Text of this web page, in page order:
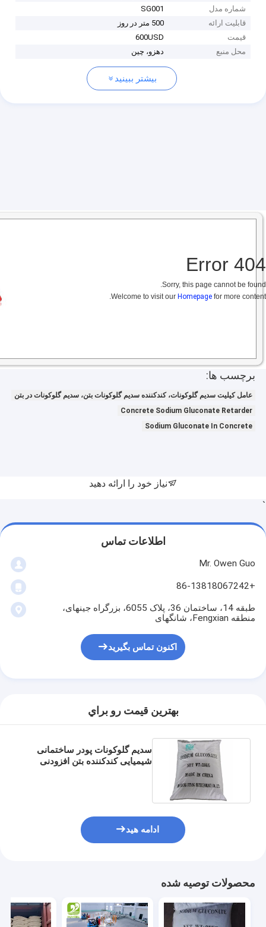
محصولات
دربارهی ما
شماره مدل
SG001
قابلیت ارائه
500 متر در روز
قیمت
600USD
محل منبع
دهزو، چین
بیشتر ببینید
404 Error
Sorry, this page cannot be found.
Welcome to visit our Homepage for more content.
برچسب ها:
عامل کیلیت سدیم گلوکونات، کندکننده سدیم گلوکونات بتن، سدیم گلوکونات در بتن
Concrete Sodium Gluconate Retarder
Sodium Gluconate In Concrete
نیاز خود را ارائه دهید
`
اطلاعات تماس
Mr. Owen Guo
+86-13818067242
طبقه 14، ساختمان 36، پلاک 6055، بزرگراه جینهای،
منطقه Fengxian، شانگهای
اکنون تماس بگیرید
بهترين قيمت رو براي
سدیم گلوکونات پودر ساختمانی
شیمیایی کندکننده بتن افزودنی
ادامه هید
محصولات توصیه شده